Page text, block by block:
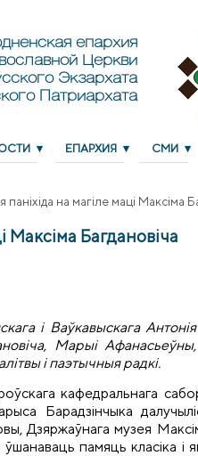
епархия
Церкви
Экзархата
Патриархата
ЕПАРХИЯ СМИ
на магіле маці Максіма
Максіма Багдановіча
і Ваўкавыскага
Марыі
і паэтычныя радкі.
кафедральнага
Барадзінчыка
Дзяржаўнага музея
памяць класіка і